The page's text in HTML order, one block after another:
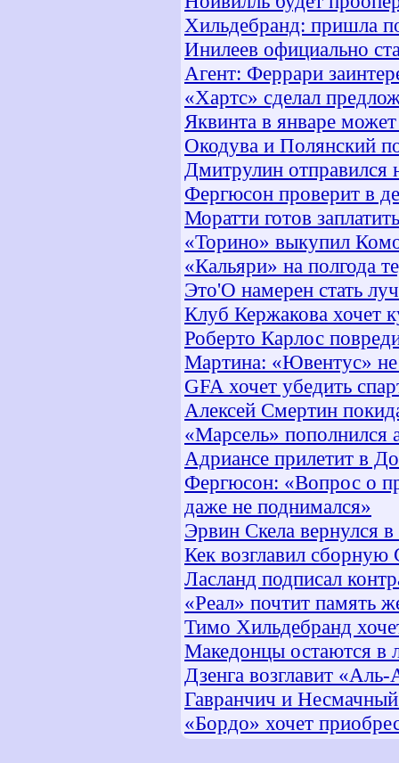
Хильдебранд: пришла
Инилеев официально
Агент: Феррари
«Хартс» сделал
Яквинта в январе
Окодува и Полянский
Дмитрулин
Фергюсон проверит в
Моратти готов
«Торино» выкупил
«Кальяри» на полгода
Это'О намерен стать
Клуб Кержакова хочет
Роберто Карлос
Мартина: «Ювентус»
GFA хочет убедить
Алексей Смертин
«Марсель»
Адриансе прилетит в
Фергюсон: «Вопрос о
даже не поднимался»
Эрвин Скела вернулся
Кек возглавил сборную
Ласланд подписал
«Реал» почтит память
Тимо Хильдебранд
Македонцы остаются в
Дзенга возглавит
Гавранчич и
«Бордо» хочет